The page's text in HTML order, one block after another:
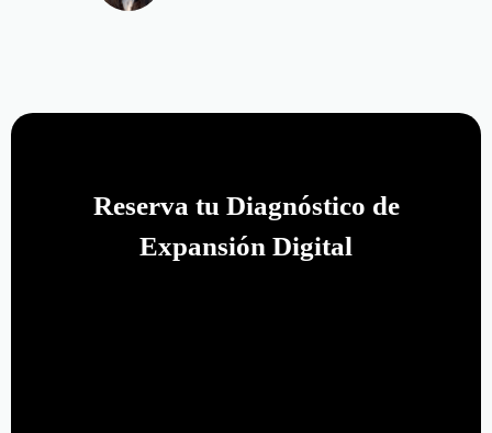
Reserva tu Diagnóstico de
Expansión Digital